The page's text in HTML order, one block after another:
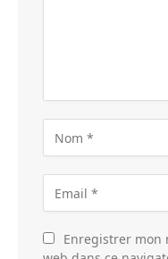
Enregistrer mon